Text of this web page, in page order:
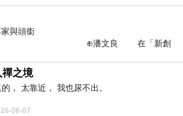
頭銜
良 在「新創
禪之境
， 太靠近， 我也尿不出。
08-07